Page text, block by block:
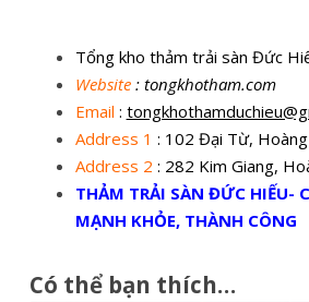
Tổng kho thảm trải sàn Đức
Website: tongkhotham.com
Email :
Address 1 : 102 Đại Từ,
Address 2 : 282 Kim Giang,
THẢM TRẢI SÀN ĐỨC HIẾU-
MẠNH KHỎE, THÀNH CÔNG
Có thể bạn thích…